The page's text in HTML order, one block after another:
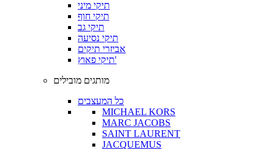
תיקי מיני
תיקי חוף
תיקי גב
תיקי נסיעה
אביזרי תיקים
תיקי פאוץ'
מותגים מובילים
כל המעצבים
MICHAEL KORS
MARC JACOBS
SAINT LAURENT
JACQUEMUS